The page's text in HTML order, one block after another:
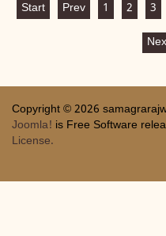
Start Prev 1 2 3
Copyright © 2026
Joomla! is Free Software
License.